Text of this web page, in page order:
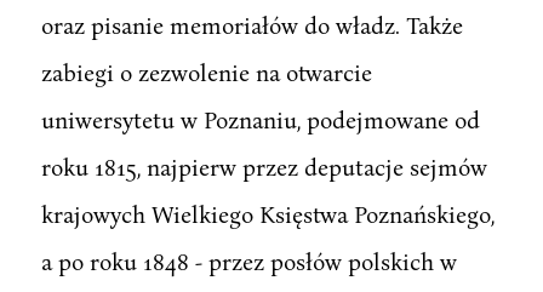
oraz pisanie memoriałów do władz. Także
zabiegi o zezwolenie na otwarcie
uniwersytetu w Poznaniu, podejmowane od
roku 1815, najpierw przez deputacje sejmów
krajowych Wielkiego Księstwa Poznańskiego,
a po roku 1848 - przez posłów polskich w